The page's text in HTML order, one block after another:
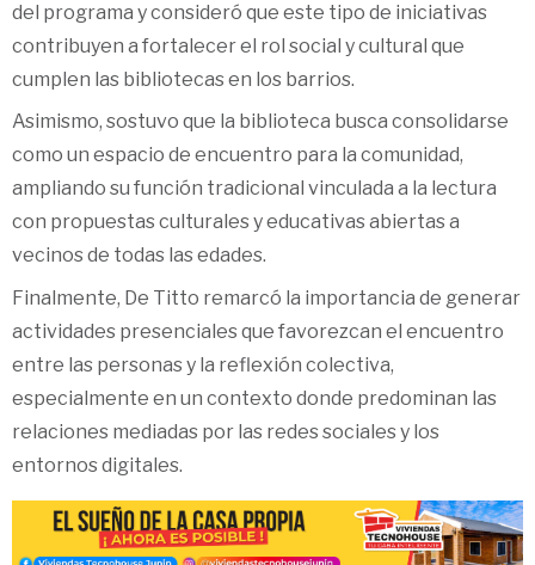
del programa y consideró que este tipo de iniciativas
contribuyen a fortalecer el rol social y cultural que
cumplen las bibliotecas en los barrios.
Asimismo, sostuvo que la biblioteca busca consolidarse
como un espacio de encuentro para la comunidad,
ampliando su función tradicional vinculada a la lectura
con propuestas culturales y educativas abiertas a
vecinos de todas las edades.
Finalmente, De Titto remarcó la importancia de generar
actividades presenciales que favorezcan el encuentro
entre las personas y la reflexión colectiva,
especialmente en un contexto donde predominan las
relaciones mediadas por las redes sociales y los
entornos digitales.